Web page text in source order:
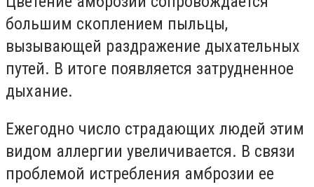
большим скоплением пыльцы,
вызывающей раздражение дыхательных
путей. В итоге появляется затрудненное
дыхание.
Ежегодно число страдающих людей этим
видом аллергии увеличивается. В связи
проблемой истребления амброзии ее